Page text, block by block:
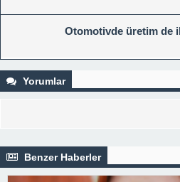
Otomotivde üretim de
Yorumlar
Benzer Haberler